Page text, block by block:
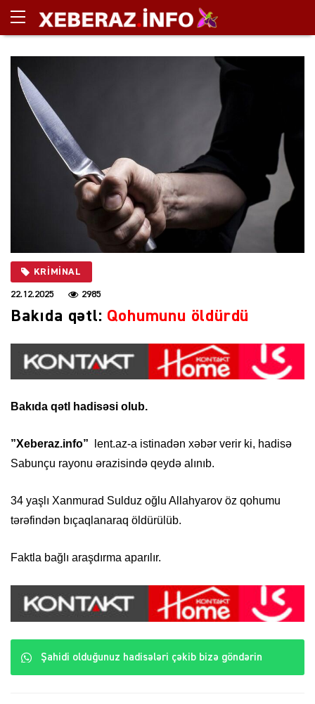
KRIMINAL
22.12.2025 2985
Bakıda qətl: Qohumunu öldürdü
Bakıda qətl hadisəsi olub.
”Xeberaz.info” lent.az-a istinadən xəbər verir ki, hadisə
Sabunçu rayonu ərazisində qeydə alınıb.
34 yaşlı Xanmurad Sulduz oğlu Allahyarov öz qohumu
tərəfindən bıçaqlanaraq öldürülüb.
Faktla bağlı araşdırma aparılır.
Şahidi olduğunuz hadisələri çəkib bizə göndərin